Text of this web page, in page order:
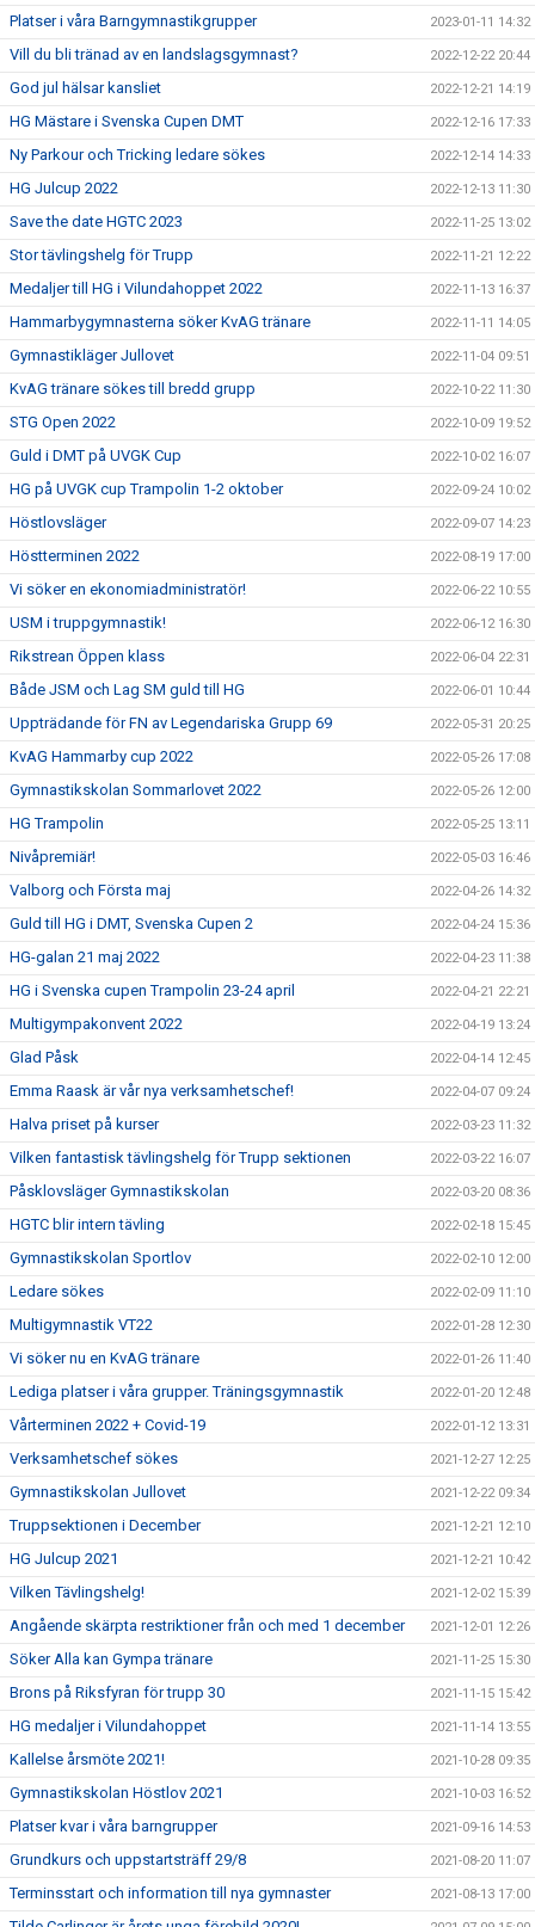
Platser i våra Barngymnastikgrupper 2023-01-11 14:32
Vill du bli tränad av en landslagsgymnast? 2022-12-22 20:44
God jul hälsar kansliet 2022-12-21 14:19
HG Mästare i Svenska Cupen DMT 2022-12-16 17:33
Ny Parkour och Tricking ledare sökes 2022-12-14 14:33
HG Julcup 2022 2022-12-13 11:30
Save the date HGTC 2023 2022-11-25 13:02
Stor tävlingshelg för Trupp 2022-11-21 12:22
Medaljer till HG i Vilundahoppet 2022 2022-11-13 16:37
Hammarbygymnasterna söker KvAG tränare 2022-11-11 14:05
Gymnastikläger Jullovet 2022-11-04 09:51
KvAG tränare sökes till bredd grupp 2022-10-22 11:30
STG Open 2022 2022-10-09 19:52
Guld i DMT på UVGK Cup 2022-10-02 16:07
HG på UVGK cup Trampolin 1-2 oktober 2022-09-24 10:02
Höstlovsläger 2022-09-07 14:23
Höstterminen 2022 2022-08-19 17:00
Vi söker en ekonomiadministratör! 2022-06-22 10:55
USM i truppgymnastik! 2022-06-12 16:30
Rikstrean Öppen klass 2022-06-04 22:31
Både JSM och Lag SM guld till HG 2022-06-01 10:44
Uppträdande för FN av Legendariska Grupp 69 2022-05-31 20:25
KvAG Hammarby cup 2022 2022-05-26 17:08
Gymnastikskolan Sommarlovet 2022 2022-05-26 12:00
HG Trampolin 2022-05-25 13:11
Nivåpremiär! 2022-05-03 16:46
Valborg och Första maj 2022-04-26 14:32
Guld till HG i DMT, Svenska Cupen 2 2022-04-24 15:36
HG-galan 21 maj 2022 2022-04-23 11:38
HG i Svenska cupen Trampolin 23-24 april 2022-04-21 22:21
Multigympakonvent 2022 2022-04-19 13:24
Glad Påsk 2022-04-14 12:45
Emma Raask är vår nya verksamhetschef! 2022-04-07 09:24
Halva priset på kurser 2022-03-23 11:32
Vilken fantastisk tävlingshelg för Trupp sektionen 2022-03-22 16:07
Påsklovsläger Gymnastikskolan 2022-03-20 08:36
HGTC blir intern tävling 2022-02-18 15:45
Gymnastikskolan Sportlov 2022-02-10 12:00
Ledare sökes 2022-02-09 11:10
Multigymnastik VT22 2022-01-28 12:30
Vi söker nu en KvAG tränare 2022-01-26 11:40
Lediga platser i våra grupper. Träningsgymnastik 2022-01-20 12:48
Vårterminen 2022 + Covid-19 2022-01-12 13:31
Verksamhetschef sökes 2021-12-27 12:25
Gymnastikskolan Jullovet 2021-12-22 09:34
Truppsektionen i December 2021-12-21 12:10
HG Julcup 2021 2021-12-21 10:42
Vilken Tävlingshelg! 2021-12-02 15:39
Angående skärpta restriktioner från och med 1 december 2021-12-01 12:26
Söker Alla kan Gympa tränare 2021-11-25 15:30
Brons på Riksfyran för trupp 30 2021-11-15 15:42
HG medaljer i Vilundahoppet 2021-11-14 13:55
Kallelse årsmöte 2021! 2021-10-28 09:35
Gymnastikskolan Höstlov 2021 2021-10-03 16:52
Platser kvar i våra barngrupper 2021-09-16 14:53
Grundkurs och uppstartsträff 29/8 2021-08-20 11:07
Terminsstart och information till nya gymnaster 2021-08-13 17:00